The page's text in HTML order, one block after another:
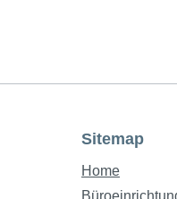
Sitemap
Home